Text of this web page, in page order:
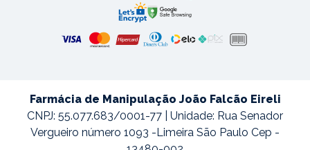
Farmácia de Manipulação João Falcão Eireli
CNPJ: 55.077.683/0001-77 | Unidade: Rua Senador
Vergueiro número 1093 -Limeira São Paulo Cep -